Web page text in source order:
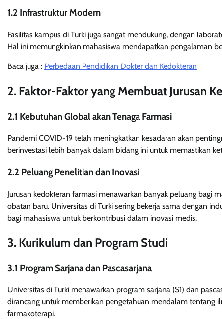
1.2 Infrastruktur Modern
Fasilitas kampus di Turki juga sangat mendukung, dengan
Hal ini memungkinkan mahasiswa mendapatkan pengalaman
Baca juga : Perbedaan Pendidikan Dokter dan Kedokteran
2. Faktor-Faktor yang Membuat Jurusan
2.1 Kebutuhan Global akan Tenaga Farmasi
Pandemi COVID-19 telah meningkatkan kesadaran akan
berinvestasi lebih banyak dalam bidang ini untuk memastikan
2.2 Peluang Penelitian dan Inovasi
Jurusan kedokteran farmasi menawarkan banyak peluang
obatan baru. Universitas di Turki sering bekerja sama dengan
bagi mahasiswa untuk berkontribusi dalam inovasi medis.
3. Kurikulum dan Program Studi
3.1 Program Sarjana dan Pascasarjana
Universitas di Turki menawarkan program sarjana (S1) dan
dirancang untuk memberikan pengetahuan mendalam tentang
farmakoterapi.